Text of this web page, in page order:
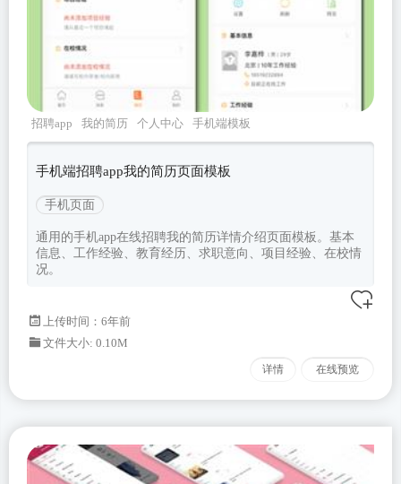
招聘app 我的简历 个人中心 手机端模板
手机端招聘app我的简历页面模板
手机页面
通用的手机app在线招聘我的简历详情介绍页面模板。基本
信息、工作经验、教育经历、求职意向、项目经验、在校情
况。
上传时间：6年前
文件大小: 0.10M
详情 在线预览